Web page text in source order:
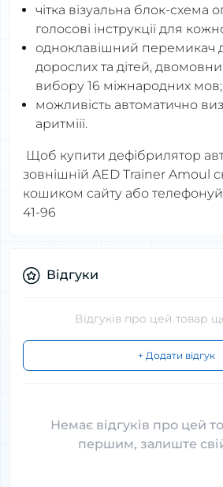
чітка візуальна блок-схема
голосові інструкції для
одноклавішний перемикач
дорослих та дітей,
вибору 16 міжнародних мов;
можливість автоматично
аритміії.
Щоб купити дефібрилятор
зовнішній AED Trainer Amoul
кошиком сайту або
41-96
Відгуки
Відгуків про цей товар
+ Додати відгук
Немає відгуків про цей
першим, залиште